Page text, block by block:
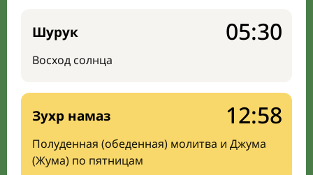
Шурук
Восход солнца
05:30
Зухр намаз
Полуденная (обеденная) молитва и Джума
(Жума) по пятницам
12:58